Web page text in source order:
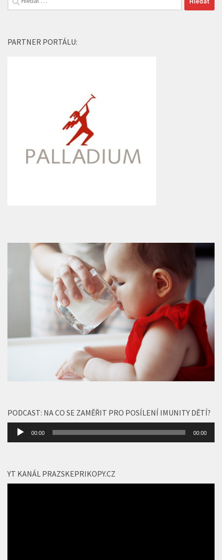
PARTNER PORTÁLU:
PODCAST: NA CO SE ZAMĚŘIT PRO POSÍLENÍ IMUNITY DĚTÍ?
Audio
přehrávač
00:00 00:00
YT KANÁL PRAZSKEPRIKOPY.CZ